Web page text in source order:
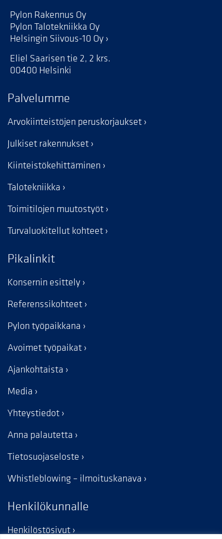
Pylon Rakennus Oy
Pylon Talotekniikka Oy
Helsingin Siivous-10 Oy
Eliel Saarisen tie 2, 2 krs.
00400 Helsinki
Palvelumme
Arvokiinteistöjen peruskorjaukset
Julkiset rakennukset
Kiinteistökehittäminen
Talotekniikka
Toimitilojen muutostyöt
Turvaluokitellut kohteet
Pikalinkit
Konsernin esittely
Referenssikohteet
Pylon työpaikkana
Avoimet työpaikat
Ajankohtaista
Media
Yhteystiedot
Anna palautetta
Tietosuojaseloste
Whistleblowing – ilmoituskanava
Henkilökunnalle
Henkilöstösivut